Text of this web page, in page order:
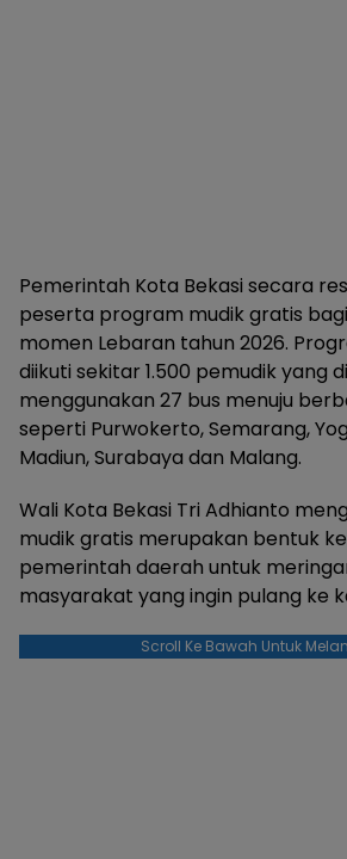
Pemerintah Kota Bekasi secara
peserta program mudik gratis
momen Lebaran tahun 2026.
diikuti sekitar 1.500 pemudik yang
menggunakan 27 bus menuju
seperti Purwokerto, Semarang,
Madiun, Surabaya dan Malang.
Wali Kota Bekasi Tri Adhianto
mudik gratis merupakan bentuk
pemerintah daerah untuk
masyarakat yang ingin pulang ke
Scroll Ke Bawah Untuk